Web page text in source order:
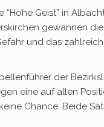
Geist” in
gewannen
und das
der
eine auf allen
Chance. Beide